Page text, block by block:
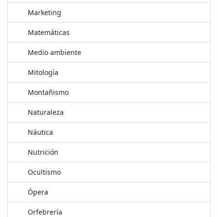
Marketing
Matemáticas
Medio ambiente
Mitología
Montañismo
Naturaleza
Náutica
Nutrición
Ocultismo
Ópera
Orfebrería